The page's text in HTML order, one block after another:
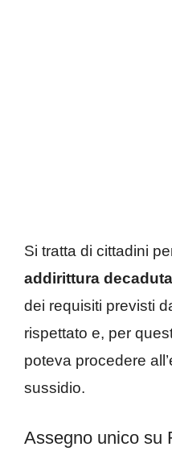
Si tratta di cittadini
addirittura decaduta
dei requisiti previsti
rispettato e, per
poteva procedere
sussidio.
Assegno unico su